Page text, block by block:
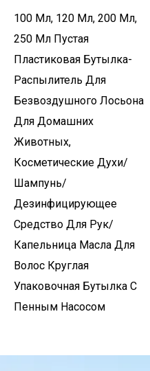
100 Мл, 120 Мл, 200 Мл,
250 Мл Пустая
Пластиковая Бутылка-
Распылитель Для
Безвоздушного Лосьона
Для Домашних
Животных,
Косметические Духи/
Шампунь/
Дезинфицирующее
Средство Для Рук/
Капельница Масла Для
Волос Круглая
Упаковочная Бутылка С
Пенным Насосом